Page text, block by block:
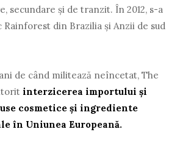
secundare şi de tranzit. În 2012, s-a
Rainforest din Brazilia şi Anzii de sud
de când militează neîncetat, The
interzicerea importului şi
cosmetice şi ingrediente
în Uniunea Europeană.